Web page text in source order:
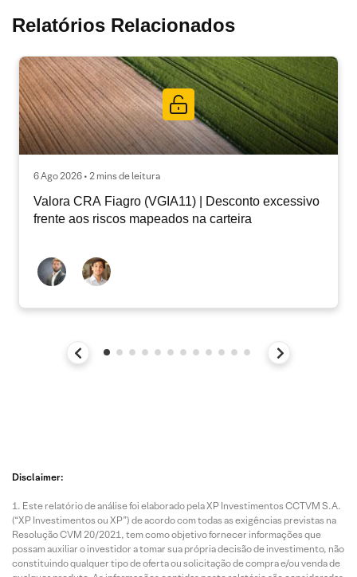
Relatórios Relacionados
6 Ago 2026 • 2 mins de leitura
Valora CRA Fiagro (VGIA11) | Desconto excessivo
frente aos riscos mapeados na carteira
Disclaimer:
Este relatório de análise foi elaborado pela XP Investimentos CCTVM S.A.
(“XP Investimentos ou XP”) de acordo com todas as exigências previstas na
Resolução CVM 20/2021, tem como objetivo fornecer informações que
possam auxiliar o investidor a tomar sua própria decisão de investimento, não
constituindo qualquer tipo de oferta ou solicitação de compra e/ou venda de